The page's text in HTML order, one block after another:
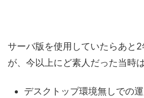
サーバ版を使用していたらあと
が、今以上にど素人だった当時
デスクトップ環境無しでの